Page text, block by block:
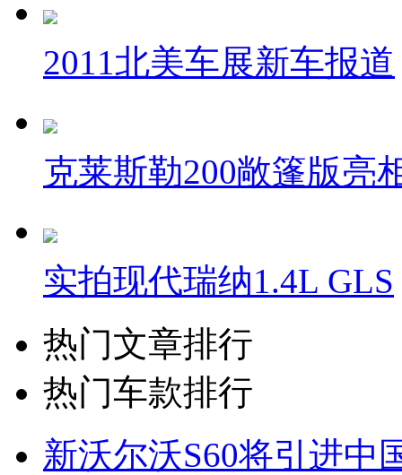
2011北美车展新车报道
克莱斯勒200敞篷版亮
实拍现代瑞纳1.4L GLS
热门文章排行
热门车款排行
新沃尔沃S60将引进中